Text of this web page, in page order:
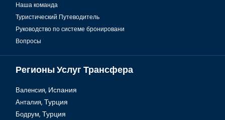
Наша команда
Туристический Путеводитель
Руководство по системе бронировани
Вопросы
Регионы Услуг Трансфера
Валенсия, Испания
Анталия, Турция
Бодрум, Турция